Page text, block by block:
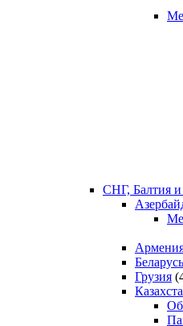
СНГ, Балтия и
Беларусь
Грузия